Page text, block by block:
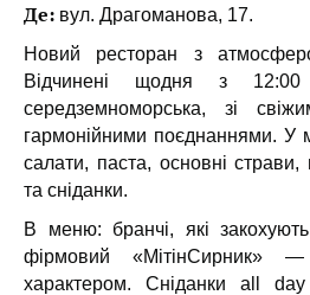
Де: вул. Драгоманова, 17.
Новий ресторан з
Відчинені щодня з
середземноморська, зі
гармонійними поєднаннями. У
салати, паста, основні страви,
та сніданки.
В меню: бранчі, які
фірмовий «МітінСирник»
характером. Сніданки all